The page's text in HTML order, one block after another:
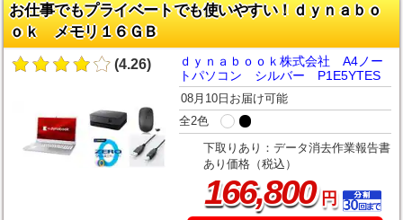
お仕事でもプライベートでも使いやすい！ｄｙｎａｂｏ
ｏｋ メモリ１６ＧＢ
(4.26)
ｄｙｎａｂｏｏｋ株式会社 A4ノー
トパソコン シルバー P1E5YTES
08月10日お届け可能
全2色
下取りあり：データ消去作業報告書
あり価格（税込）
166,800円